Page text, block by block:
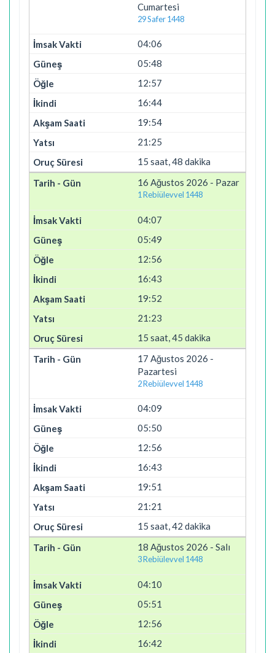
Cumartesi
29 Safer 1448
04:06
05:48
12:57
16:44
19:54
21:25
15 saat, 48 dakika
16 Ağustos 2026 - Pazar
1 Rebiülevvel 1448
04:07
05:49
12:56
16:43
19:52
21:23
15 saat, 45 dakika
17 Ağustos 2026 -
Pazartesi
2 Rebiülevvel 1448
04:09
05:50
12:56
16:43
19:51
21:21
15 saat, 42 dakika
18 Ağustos 2026 - Salı
3 Rebiülevvel 1448
04:10
05:51
12:56
16:42